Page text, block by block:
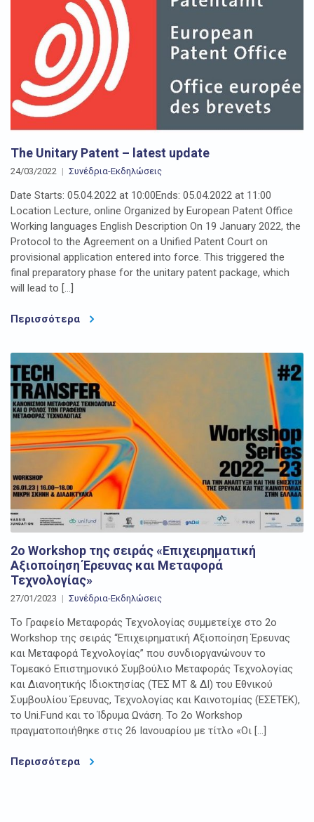
The Unitary Patent – latest update
24/03/2022 Συνέδρια-Εκδηλώσεις
Date Starts: 05.04.2022 at 10:00Ends: 05.04.2022 at 11:00
Location Lecture, online Organized by European Patent Office
Working languages English Description On 19 January 2022, the
Protocol to the Agreement on a Unified Patent Court on
provisional application entered into force. This triggered the
final preparatory phase for the unitary patent package, which
will lead to […]
Περισσότερα
2ο Workshop της σειράς «Επιχειρηματική
Αξιοποίηση Έρευνας και Μεταφορά
Τεχνολογίας»
27/01/2023 Συνέδρια-Εκδηλώσεις
Το Γραφείο Μεταφοράς Τεχνολογίας συμμετείχε στο 2ο
Workshop της σειράς “Επιχειρηματική Αξιοποίηση Έρευνας
και Μεταφορά Τεχνολογίας” που συνδιοργανώνουν το
Τομεακό Επιστημονικό Συμβούλιο Μεταφοράς Τεχνολογίας
και Διανοητικής Ιδιοκτησίας (ΤΕΣ ΜΤ & ΔΙ) του Εθνικού
Συμβουλίου Έρευνας, Τεχνολογίας και Καινοτομίας (ΕΣΕΤΕΚ),
το Uni.Fund και το Ίδρυμα Ωνάση. Το 2ο Workshop
πραγματοποιήθηκε στις 26 Ιανουαρίου με τίτλο «Οι […]
Περισσότερα